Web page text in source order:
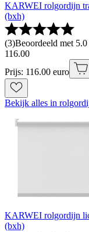
KARWEI rolgordijn
(bxh)
(3)Beoordeeld met
116.00
Prijs: 116.00 euro
Bekijk alles in
KARWEI rolgordijn
(bxh)